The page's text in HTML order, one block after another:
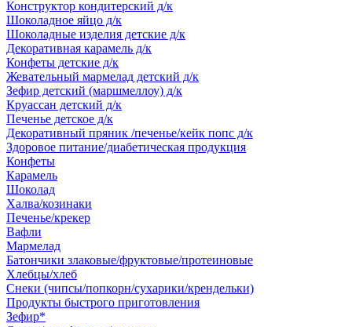
Конструктор кондитерский д/к
Шоколадное яйцо д/к
Шоколадные изделия детские д/к
Декоративная карамель д/к
Конфеты детские д/к
Жевательный мармелад детский д/к
Зефир детский (маршмеллоу) д/к
Круассан детский д/к
Печенье детское д/к
Декоративный пряник /печенье/кейк попс д/к
Здоровое питание/диабетическая продукция
Конфеты
Карамель
Шоколад
Халва/козинаки
Печенье/крекер
Вафли
Мармелад
Батончики злаковые/фруктовые/протеиновые
Хлебцы/хлеб
Снеки (чипсы/попкорн/сухарики/крендельки)
Продукты быстрого приготовления
Зефир*